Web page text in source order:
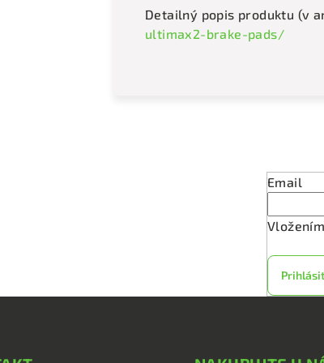
Detailný popis produktu (v
ultimax2-brake-pads/
Email